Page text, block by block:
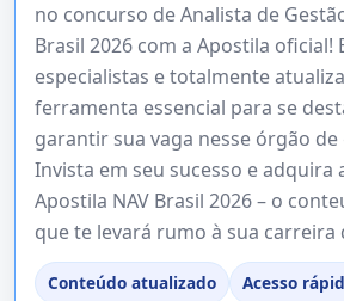
no concurso de Analista de
Brasil 2026 com a Apostila oficial!
especialistas e totalmente
ferramenta essencial para se
garantir sua vaga nesse órgão
Invista em seu sucesso e adquira
Apostila NAV Brasil 2026 – o
que te levará rumo à sua carreira
Conteúdo atualizado
Acesso